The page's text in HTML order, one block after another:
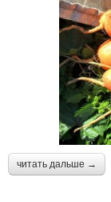
читать дальше →